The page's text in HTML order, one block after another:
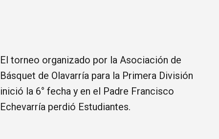
El torneo organizado por la Asociación de
Básquet de Olavarría para la Primera División
inició la 6° fecha y en el Padre Francisco
Echevarría perdió Estudiantes.